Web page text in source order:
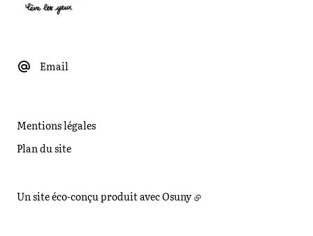
Email
Mentions légales
Plan du site
Un site éco-conçu produit avecOsuny